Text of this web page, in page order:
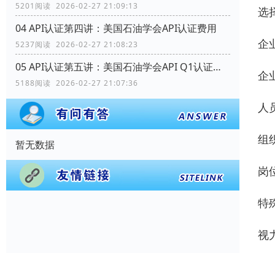
5201阅读 2026-02-27 21:09:13
04 API认证第四讲：美国石油学会API认证费用
5237阅读 2026-02-27 21:08:23
05 API认证第五讲：美国石油学会API Q1认证范围
5188阅读 2026-02-27 21:07:36
暂无数据
选
企
企
人
组
岗
特
视